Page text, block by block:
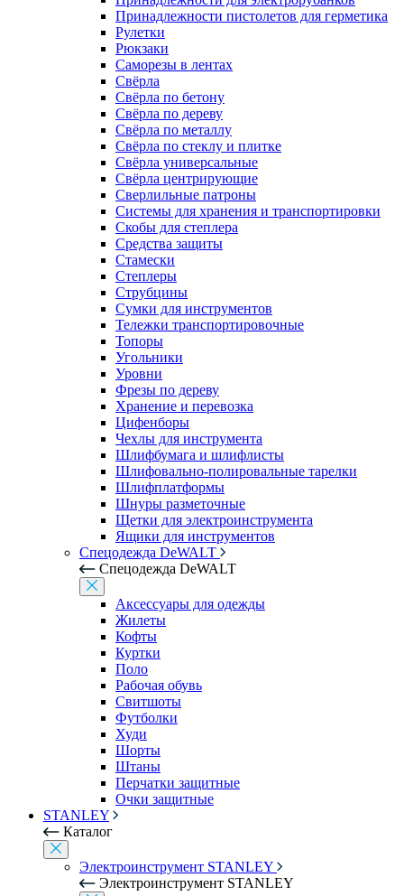
Принадлежности пистолетов для герметика
Рулетки
Рюкзаки
Саморезы в лентах
Свёрла
Свёрла по бетону
Свёрла по дереву
Свёрла по металлу
Свёрла по стеклу и плитке
Свёрла универсальные
Свёрла центрирующие
Сверлильные патроны
Системы для хранения и транспортировки
Скобы для степлера
Средства защиты
Стамески
Степлеры
Струбцины
Сумки для инструментов
Тележки транспортировочные
Топоры
Угольники
Уровни
Фрезы по дереву
Хранение и перевозка
Цифенборы
Чехлы для инструмента
Шлифбумага и шлифлисты
Шлифовально-полировальные тарелки
Шлифплатформы
Шнуры разметочные
Щетки для электроинструмента
Ящики для инструментов
Спецодежда DeWALT
Спецодежда DeWALT
Аксессуары для одежды
Жилеты
Кофты
Куртки
Поло
Рабочая обувь
Свитшоты
Футболки
Худи
Шорты
Штаны
Перчатки защитные
Очки защитные
STANLEY
Каталог
Электроинструмент STANLEY
Электроинструмент STANLEY